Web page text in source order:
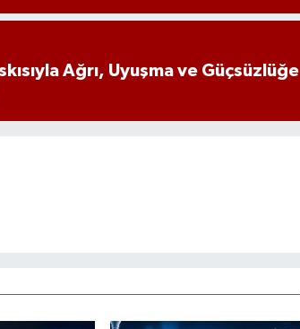
Ağrı, Uyuşma ve Güçsüzlüğe